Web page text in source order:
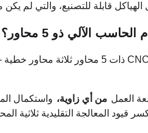
الهياكل قابلة للتصنيع، والتي لم
الآلي ذو 5 محاور؟
العمل من أي زاوية، واستكمال
قيود المعالجة التقليدية ثلاثية